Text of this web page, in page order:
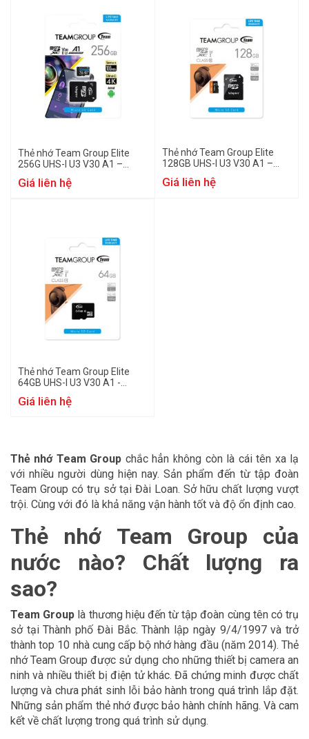
Thẻ nhớ Team Group Elite
256G UHS-I U3 V30 A1 –
Giá liên hệ
Thẻ nhớ Team Group Elite
128GB UHS-I U3 V30 A1 –
Giá liên hệ
Thẻ nhớ Team Group Elite
64GB UHS-I U3 V30 A1 -
Giá liên hệ
Thẻ nhớ Team Group chắc hẳn không còn là cái tên xa lạ
với nhiều người dùng hiện nay. Sản phẩm đến từ tập đoàn
Team Group có trụ sở tại Đài Loan. Sở hữu chất lượng vượt
trội. Cùng với đó là khả năng vận hành tốt và độ ổn định cao.
Thẻ nhớ Team Group của
nước nào? Chất lượng ra
sao?
Team Group là thương hiệu đến từ tập đoàn cùng tên có trụ
sở tại Thành phố Đài Bắc. Thành lập ngày 9/4/1997 và trở
thành top 10 nhà cung cấp bộ nhớ hàng đầu (năm 2014). Thẻ
nhớ Team Group được sử dụng cho những thiết bị camera an
ninh và nhiều thiết bị điện tử khác. Đã chứng minh được chất
lượng và chưa phát sinh lỗi bảo hành trong quá trình lắp đặt.
Những sản phẩm thẻ nhớ được bảo hành chính hãng. Và cam
kết về chất lượng trong quá trình sử dụng.